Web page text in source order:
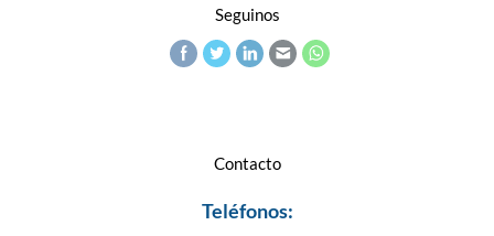
Seguinos
Contacto
Teléfonos: